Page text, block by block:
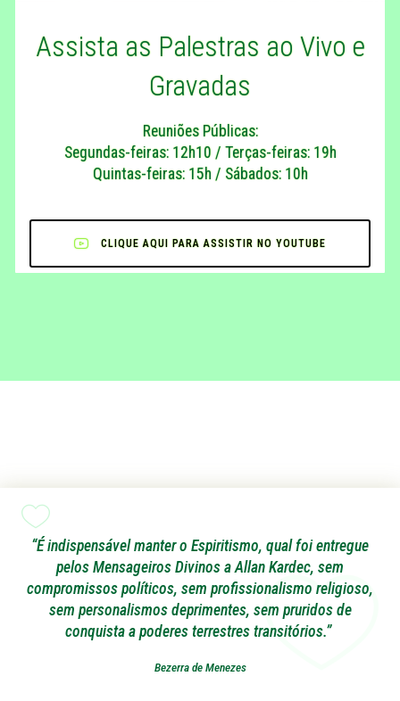
Assista as Palestras ao Vivo e
Gravadas
Reuniões Públicas:
Segundas-feiras: 12h10 / Terças-feiras: 19h
Quintas-feiras: 15h / Sábados: 10h
CLIQUE AQUI PARA ASSISTIR NO YOUTUBE
“É indispensável manter o Espiritismo, qual foi entregue
pelos Mensageiros Divinos a Allan Kardec, sem
compromissos políticos, sem profissionalismo religioso,
sem personalismos deprimentes, sem pruridos de
conquista a poderes terrestres transitórios.”
Bezerra de Menezes